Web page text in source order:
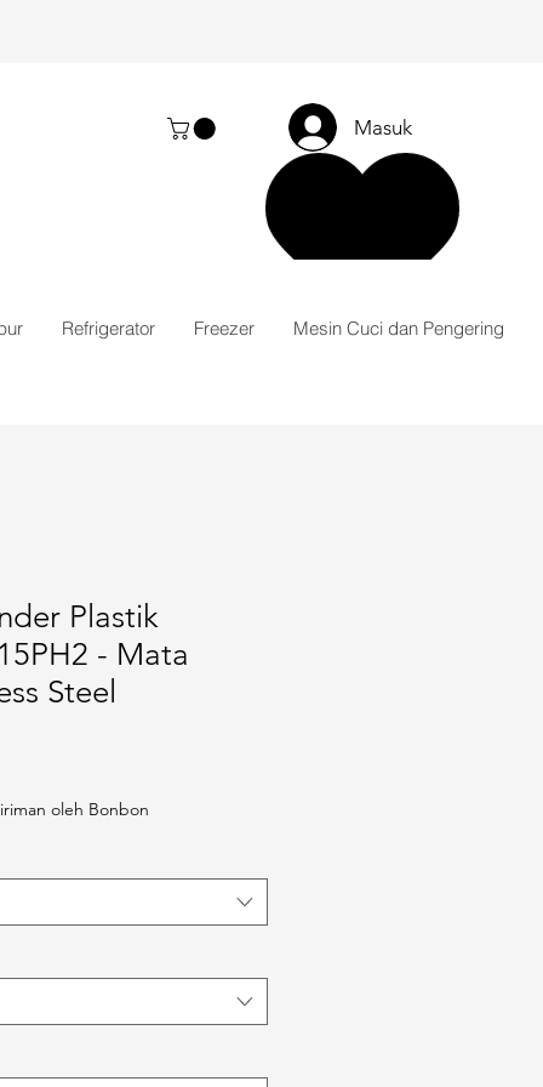
Masuk
Refrigerator Freezer Mesin Cuci dan Pengering
Plastik
- Mata
Steel
oleh Bonbon